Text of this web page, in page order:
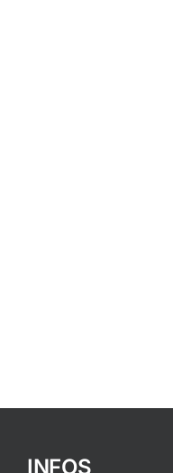
INFOS